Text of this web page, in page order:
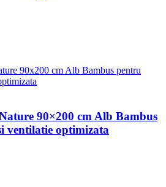
90×200 cm Alb Bambus
ventilatie optimizata